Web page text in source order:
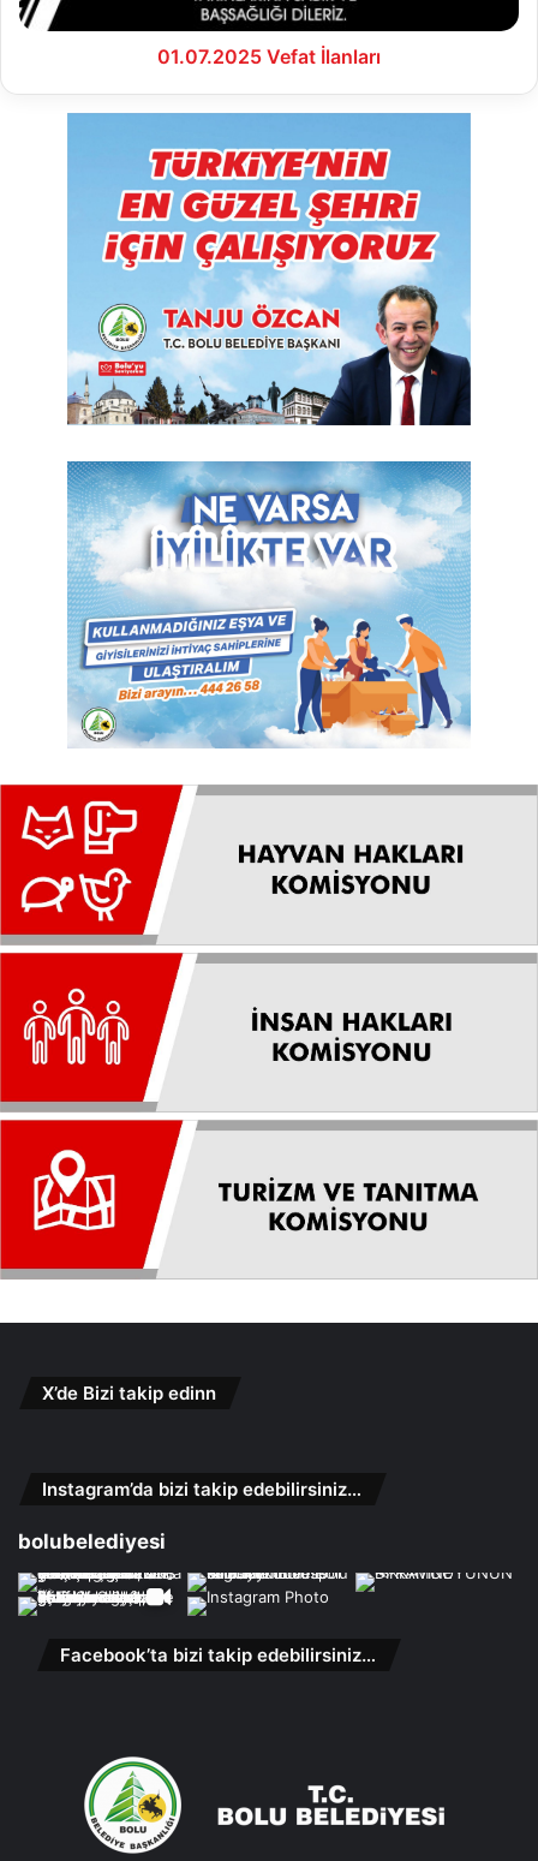
01.07.2025 Vefat İlanları
X’de Bizi takip edinn
Instagram’da bizi takip edebilirsiniz…
bolubelediyesi
Facebook’ta bizi takip edebilirsiniz…